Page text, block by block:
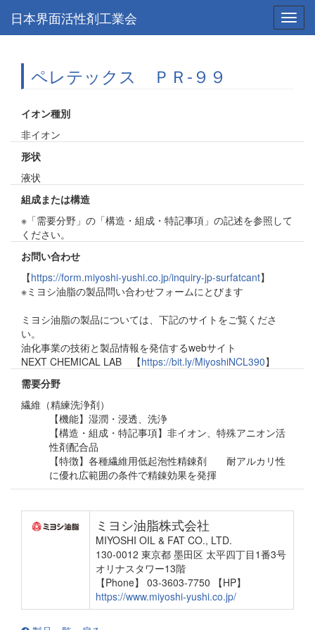
日本界面活性剤工業会
ペレテックス ＰＲ-９９
イオン種別
非イオン
形状
液状
組成または構造
※「需要分野」の「構造・組成・特記事項」の記述を参照して
ください。
お問い合わせ
【https://form.miyoshi-yushi.co.jp/inquiry-jp-surfatcant】
※ミヨシ油脂の製品問い合わせフォームにとびます
ミヨシ油脂の製品については、下記のサイトをご覧くださ
い。
油化事業の技術と製品情報を発信するwebサイト
NEXT CHEMICAL LAB 【https://bit.ly/MiyoshiNCL390】
需要分野
繊維（精練洗浄剤）
【機能】湿潤・浸透、洗浄
【構造・組成・特記事項】非イオン、特殊アニオン活
性剤配合品
【特徴】各種繊維用低起泡性精錬剤 耐アルカリ性
に優れ広範囲の条件で精錬効果を発揮
ミヨシ油脂株式会社
MIYOSHI OIL & FAT CO., LTD.
130-0012 東京都 墨田区 太平四丁目1番3号
オリナスタワー13階
【Phone】 03-3603-7750
【HP】
https://www.miyoshi-yushi.co.jp/